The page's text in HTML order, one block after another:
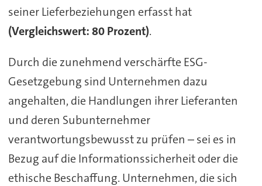
seiner Lieferbeziehungen erfasst hat
(Vergleichswert: 80 Prozent).
Durch die zunehmend verschärfte ESG-
Gesetzgebung sind Unternehmen dazu
angehalten, die Handlungen ihrer Lieferanten
und deren Subunternehmer
verantwortungsbewusst zu prüfen – sei es in
Bezug auf die Informationssicherheit oder die
ethische Beschaffung. Unternehmen, die sich